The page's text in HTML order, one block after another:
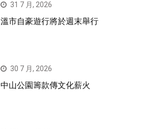
31 7 月, 2026
溫市自豪遊行將於週末舉行
30 7 月, 2026
中山公園籌款傳文化薪火